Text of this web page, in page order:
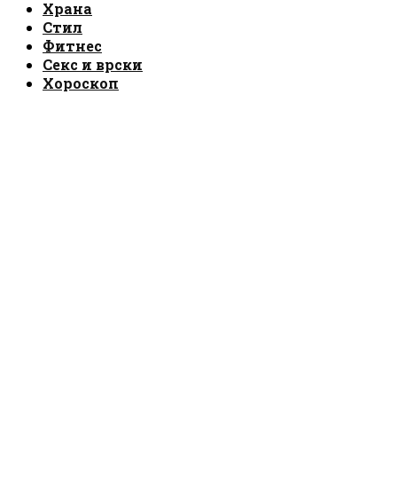
Храна
Стил
Фитнес
Секс и врски
Хороскоп